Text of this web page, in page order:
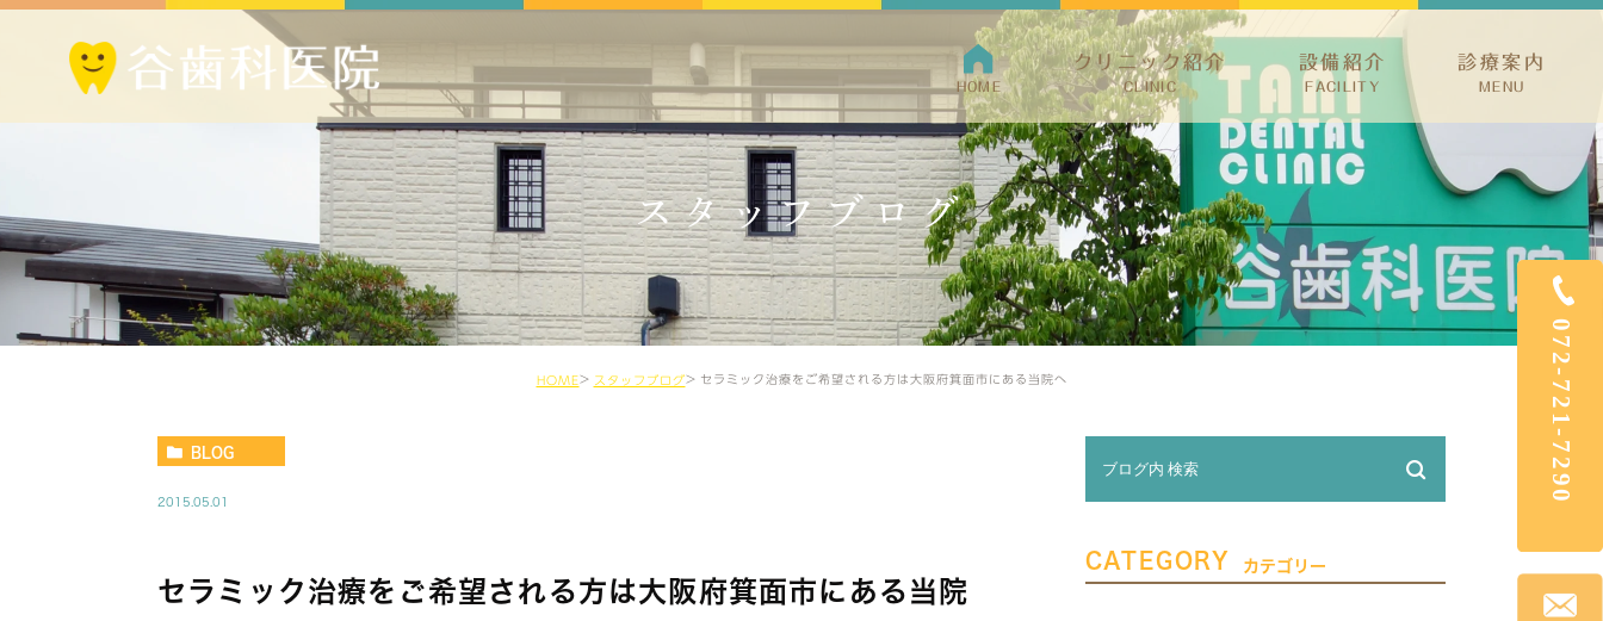
HOME
クリニック紹介
CLINIC
クリニック紹介
院長紹介
設備紹介
FACILITY
診療案内
MENU
予防治療・歯周病・小児歯科
根管治療・親知らず
ホワイトニング・審美治療
矯正歯科
スタッフブログ
HOME スタッフブログ セラミック治療をご希望される方は大阪府箕面市にある当院へ
BLOG
2015.05.01
セラミック治療をご希望される方は大阪府箕面市にある当院
CATEGORY カテゴリー